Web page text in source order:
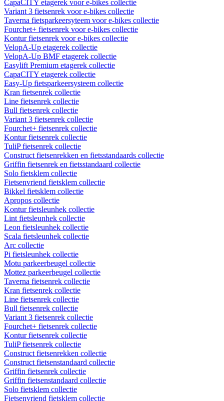
CapaCITY etagerek voor e-bikes collectie
Variant 3 fietsenrek voor e-bikes collectie
Taverna fietsparkeersyteem voor e-bikes collectie
Fourchet+ fietsenrek voor e-bikes collectie
Kontur fietsenrek voor e-bikes collectie
VelopA-Up etagerek collectie
VelopA-Up BMF etagerek collectie
Easylift Premium etagerek collectie
CapaCITY etagerek collectie
Easy-Up fietsparkeersysteem collectie
Kran fietsenrek collectie
Line fietsenrek collectie
Bull fietsenrek collectie
Variant 3 fietsenrek collectie
Fourchet+ fietsenrek collectie
Kontur fietsenrek collectie
TuliP fietsenrek collectie
Construct fietsenrekken en fietsstandaards collectie
Griffin fietsenrek en fietsstandaard collectie
Solo fietsklem collectie
Fietsenvriend fietsklem collectie
Bikkel fietsklem collectie
Apropos collectie
Kontur fietsleunhek collectie
Lint fietsleunhek collectie
Leon fietsleunhek collectie
Scala fietsleunhek collectie
Arc collectie
Pi fietsleunhek collectie
Motu parkeerbeugel collectie
Mottez parkeerbeugel collectie
Taverna fietsenrek collectie
Kran fietsenrek collectie
Line fietsenrek collectie
Bull fietsenrek collectie
Variant 3 fietsenrek collectie
Fourchet+ fietsenrek collectie
Kontur fietsenrek collectie
TuliP fietsenrek collectie
Construct fietsenrekken collectie
Construct fietsenstandaard collectie
Griffin fietsenrek collectie
Griffin fietsenstandaard collectie
Solo fietsklem collectie
Fietsenvriend fietsklem collectie